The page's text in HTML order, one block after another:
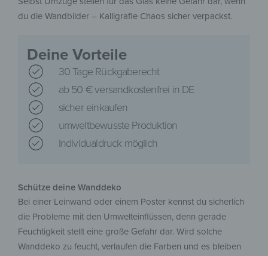
du die Wandbilder – Kalligrafie Chaos sicher verpackst.
Deine Vorteile
30 Tage Rückgaberecht
ab 50 € versandkostenfrei in DE
sicher einkaufen
umweltbewusste Produktion
Individualdruck möglich
Schütze deine Wanddeko
Bei einer Leinwand oder einem Poster kennst du sicherlich
die Probleme mit den Umwelteinflüssen, denn gerade
Feuchtigkeit stellt eine große Gefahr dar. Wird solche
Wanddeko zu feucht, verlaufen die Farben und es bleiben